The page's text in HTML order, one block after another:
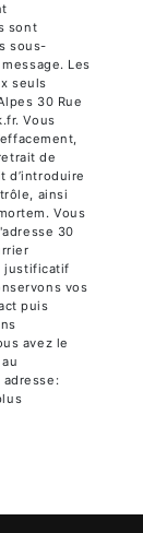
sont
sous-
Les
seuls
30 Rue
Vous
de
d’introduire
ainsi
Vous
30
justificatif
vos
puis
avez le
adresse: